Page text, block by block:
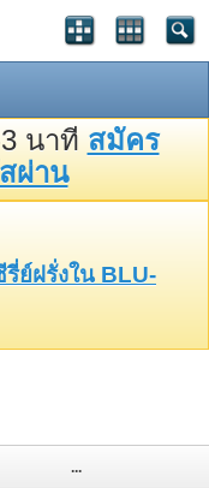
นาที สมัคร
ผ่าน
รี่ย์ฝรั่งใน BLU-
...